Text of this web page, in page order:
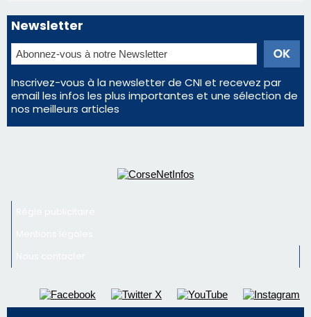
Newsletter
Inscrivez-vous à la newsletter de CNI et recevez par
email les infos les plus importantes et une sélection de
nos meilleurs articles